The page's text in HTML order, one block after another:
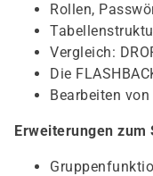
Rollen,
Vergleich:
Die
Bearbeiten
Erweiterungen zum